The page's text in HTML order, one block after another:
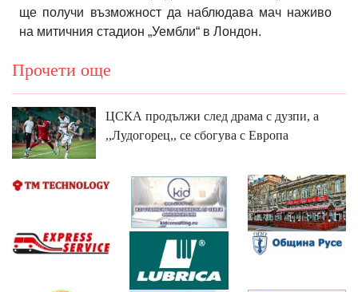
ще получи възможност да наблюдава мач наживо
на митичния стадион „Уембли“ в Лондон.
Прочети още
ЦСКА продължи след драма с дузпи, а
,,Лудогорец,, се сбогува с Европа